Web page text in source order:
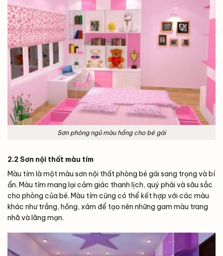
Sơn phòng ngủ màu hồng cho bé gái
2.2 Sơn nội thất màu tím
Màu tím là một màu sơn nội thất phòng bé gái sang trọng và bí
ẩn. Màu tím mang lại cảm giác thanh lịch, quý phái và sâu sắc
cho phòng của bé. Màu tím cũng có thể kết hợp với các màu
khác như trắng, hồng, xám để tạo nên những gam màu trang
nhã và lãng mạn.